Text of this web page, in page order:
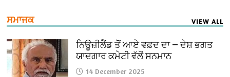
ਸਮਾਜਕ VIEW ALL
ਨਿਊਜ਼ੀਲੈਂਡ ਤੋਂ ਆਏ ਵਫ਼ਦ ਦਾ — ਦੇਸ਼ ਭਗਤ
ਯਾਦਗਾਰ ਕਮੇਟੀ ਵੱਲੋਂ ਸਨਮਾਨ
14 December 2025